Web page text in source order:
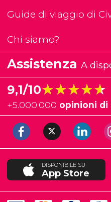
Guide di viaggio di
Chi siamo?
Assistenza A
9,1/10★★★★★
★★★★★
+5.000.000 opinioni
DISPONIBILE SU
App Store